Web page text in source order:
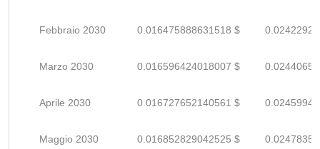
Febbraio 2030 0.016475888631518 $
Marzo 2030 0.016596424018007 $
Aprile 2030 0.016727652140561 $
Maggio 2030 0.016852829042525 $